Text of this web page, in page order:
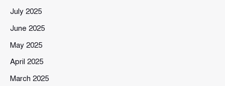
July 2025
June 2025
May 2025
April 2025
March 2025